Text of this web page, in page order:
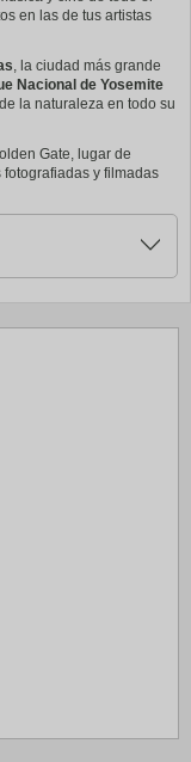
en las de tus artistas
, la ciudad más grande
Nacional de Yosemite
la naturaleza en todo su
Gate, lugar de
y filmadas